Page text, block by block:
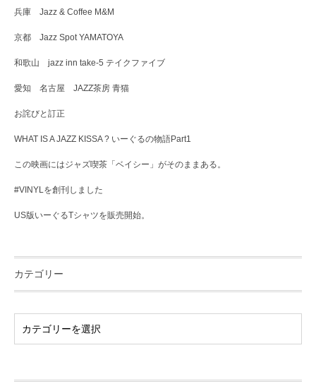
兵庫 Jazz & Coffee M&M
京都 Jazz Spot YAMATOYA
和歌山 jazz inn take-5 テイクファイブ
愛知 名古屋 JAZZ茶房 青猫
お詫びと訂正
WHAT IS A JAZZ KISSA ? いーぐるの物語Part1
この映画にはジャズ喫茶「ベイシー」がそのままある。
#VINYLを創刊しました
US版いーぐるTシャツを販売開始。
カテゴリー